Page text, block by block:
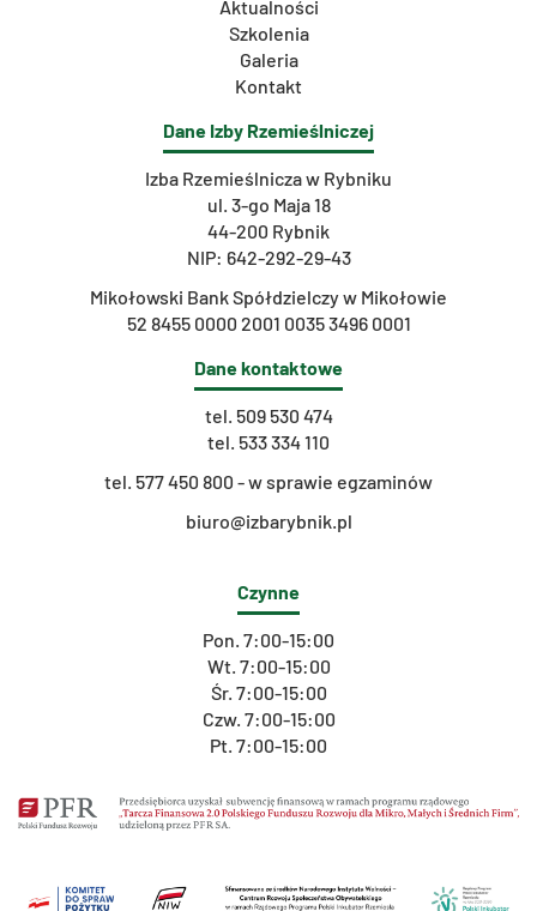
Aktualności
Szkolenia
Galeria
Kontakt
Dane Izby Rzemieślniczej
Izba Rzemieślnicza w Rybniku
ul. 3-go Maja 18
44-200 Rybnik
NIP: 642-292-29-43
Mikołowski Bank Spółdzielczy w Mikołowie
52 8455 0000 2001 0035 3496 0001
Dane kontaktowe
tel. 509 530 474
tel. 533 334 110
tel. 577 450 800 - w sprawie egzaminów
biuro@izbarybnik.pl
Czynne
Pon. 7:00-15:00
Wt. 7:00-15:00
Śr. 7:00-15:00
Czw. 7:00-15:00
Pt. 7:00-15:00